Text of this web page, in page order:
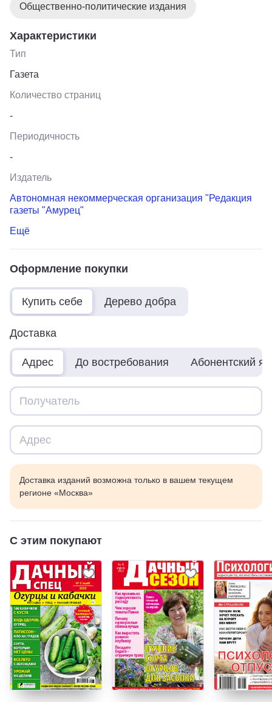
Общественно-политические издания
Характеристики
Тип
Газета
Количество страниц
-
Периодичность
-
Издатель
Автономная некоммерческая организация "Редакция
газеты "Амурец"
Ещё
Оформление покупки
Купить себе Дерево добра
Доставка
Адрес До востребования Абонентский
Доставка изданий возможна только в вашем текущем
регионе «Москва»
С этим покупают